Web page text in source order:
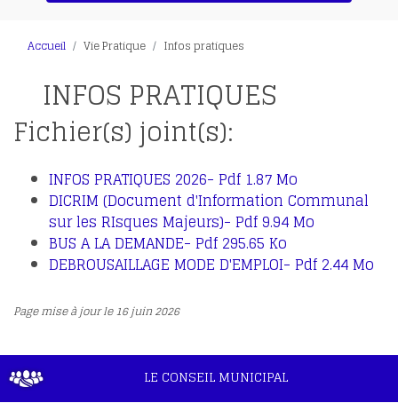
Accueil Vie Pratique Infos pratiques
INFOS PRATIQUES
Fichier(s) joint(s):
INFOS PRATIQUES 2026- Pdf 1.87 Mo
DICRIM (Document d'Information Communal
sur les RIsques Majeurs)- Pdf 9.94 Mo
BUS A LA DEMANDE- Pdf 295.65 Ko
DEBROUSAILLAGE MODE D'EMPLOI- Pdf 2.44 Mo
Page mise à jour le 16 juin 2026
LE CONSEIL MUNICIPAL